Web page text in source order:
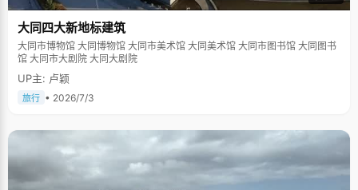
大同四大新地标建筑
大同市博物馆 大同博物馆 大同市美术馆 大同美术馆 大同市图书馆 大同图书
馆 大同市大剧院 大同大剧院
UP主: 卢颖
旅行 • 2026/7/3